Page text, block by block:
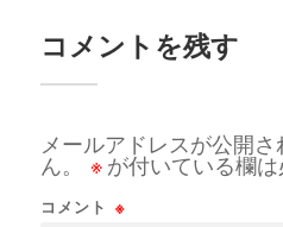
コメントを残す
メールアドレスが公開
ん。
※ が付いている欄
コメント ※